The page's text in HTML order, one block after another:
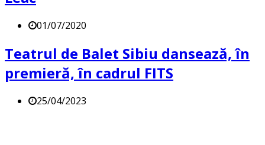
01/07/2020
Teatrul de Balet Sibiu dansează, în
premieră, în cadrul FITS
25/04/2023